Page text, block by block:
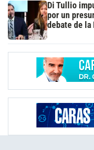
Di Tullio
por un
debate de la